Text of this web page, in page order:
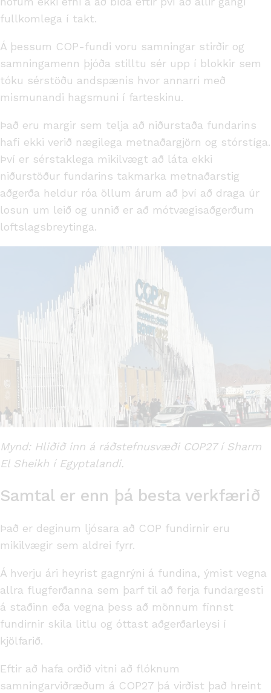
fullkomlega í takt.
Á þessum COP-fundi voru samningar stirðir og
samningamenn þjóða stilltu sér upp í blokkir sem
tóku sérstöðu andspænis hvor annarri með
mismunandi hagsmuni í farteskinu.
Það eru margir sem telja að niðurstaða fundarins
hafi ekki verið nægilega metnaðargjörn og stórstíga.
Því er sérstaklega mikilvægt að láta ekki
niðurstöður fundarins takmarka metnaðarstig
aðgerða heldur róa öllum árum að því að draga úr
losun um leið og unnið er að mótvægisaðgerðum
loftslagsbreytinga.
Mynd: Hliðið inn á ráðstefnusvæði COP27 í Sharm
El Sheikh í Egyptalandi.
Samtal er enn þá besta verkfærið
Það er deginum ljósara að COP fundirnir eru
mikilvægir sem aldrei fyrr.
Á hverju ári heyrist gagnrýni á fundina, ýmist vegna
allra flugferðanna sem þarf til að ferja fundargesti
á staðinn eða vegna þess að mönnum finnst
fundirnir skila litlu og óttast aðgerðarleysi í
kjölfarið.
Eftir að hafa orðið vitni að flóknum
samningarviðræðum á COP27 þá virðist það hreint